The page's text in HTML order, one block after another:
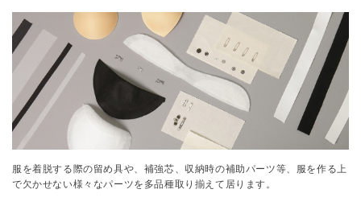
服を着脱する際の留め具や、補強芯、収納時の補助パーツ等、服を作る上
で欠かせない様々なパーツを多品種取り揃えて居ります。